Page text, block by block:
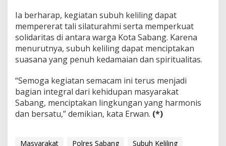
Ia berharap, kegiatan subuh keliling dapat
mempererat tali silaturahmi serta memperkuat
solidaritas di antara warga Kota Sabang. Karena
menurutnya, subuh keliling dapat menciptakan
suasana yang penuh kedamaian dan spiritualitas.
“Semoga kegiatan semacam ini terus menjadi
bagian integral dari kehidupan masyarakat
Sabang, menciptakan lingkungan yang harmonis
dan bersatu,” demikian, kata Erwan. (*)
Masyarakat Polres Sabang Subuh Keliling